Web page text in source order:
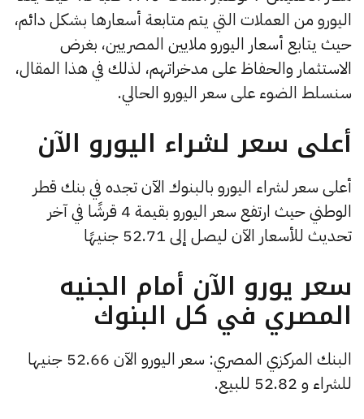
اليورو من العملات التي يتم متابعة أسعارها بشكل دائم،
حيث يتابع أسعار اليورو ملايين المصريين، بغرض
الاستثمار والحفاظ على مدخراتهم، لذلك في هذا المقال،
سنسلط الضوء على سعر اليورو الحالي.
أعلى سعر لشراء اليورو الآن
أعلى سعر لشراء اليورو بالبنوك الآن تجده في بنك قطر
الوطني حيث ارتفع سعر اليورو بقيمة 4 قرشًا في آخر
تحديث للأسعار الآن ليصل إلى 52.71 جنيهًا
سعر يورو الآن أمام الجنيه
المصري في كل البنوك
البنك المركزي المصري: سعر اليورو الآن 52.66 جنيها
للشراء و 52.82 للبيع.